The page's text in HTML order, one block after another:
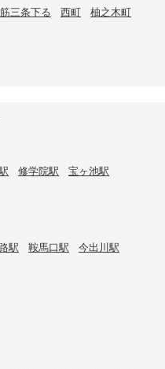
三条下る 西町 柚之木町
修学院駅
宝ヶ池駅
駅 鞍馬口駅
今出川駅